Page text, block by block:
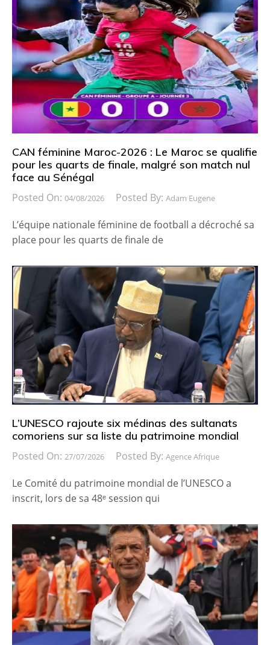
CAN féminine Maroc-2026 : Le Maroc se qualifie
pour les quarts de finale, malgré son match nul
face au Sénégal
Posted On: 04/08/2026 Posted By: Adam Eugene
L’équipe nationale féminine de football a décroché sa
place pour les quarts de finale de
L’UNESCO rajoute six médinas des sultanats
comoriens sur sa liste du patrimoine mondial
Posted On: 27/07/2026 Posted By: Agence Afrique
Le Comité du patrimoine mondial de l’UNESCO a
inscrit, lors de sa 48ᵉ session qui